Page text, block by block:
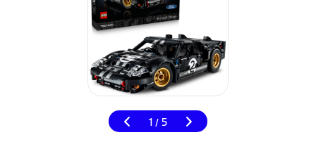
1 / 5